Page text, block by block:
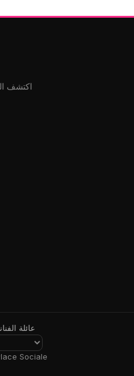
اكتشف
© 2026 عائلة
Sociale